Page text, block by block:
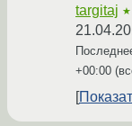
targitaj
+00:00